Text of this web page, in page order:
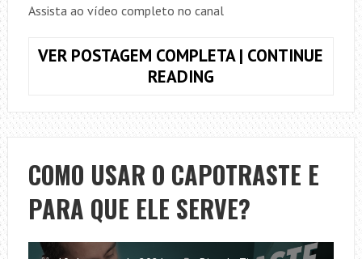
Assista ao vídeo completo no canal
VER POSTAGEM COMPLETA | CONTINUE
READING4
FÁCEIS
E
BONITOS
NO
VIOLÃO
(SEM
PESTANA)
COMO USAR O CAPOTRASTE E
PARA QUE ELE SERVE?